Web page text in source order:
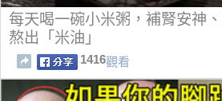
每天喝一碗小米粥，補腎安神
熬出「米油」
1416觀看